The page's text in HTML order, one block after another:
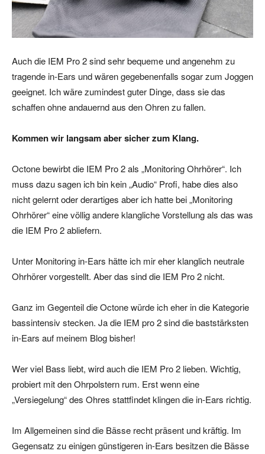
Auch die IEM Pro 2 sind sehr bequeme und angenehm zu
tragende in-Ears und wären gegebenenfalls sogar zum Joggen
geeignet. Ich wäre zumindest guter Dinge, dass sie das
schaffen ohne andauernd aus den Ohren zu fallen.
Kommen wir langsam aber sicher zum Klang.
Octone bewirbt die IEM Pro 2 als „Monitoring Ohrhörer“. Ich
muss dazu sagen ich bin kein „Audio“ Profi, habe dies also
nicht gelernt oder derartiges aber ich hatte bei „Monitoring
Ohrhörer“ eine völlig andere klangliche Vorstellung als das was
die IEM Pro 2 abliefern.
Unter Monitoring in-Ears hätte ich mir eher klanglich neutrale
Ohrhörer vorgestellt. Aber das sind die IEM Pro 2 nicht.
Ganz im Gegenteil die Octone würde ich eher in die Kategorie
bassintensiv stecken. Ja die IEM pro 2 sind die baststärksten
in-Ears auf meinem Blog bisher!
Wer viel Bass liebt, wird auch die IEM Pro 2 lieben. Wichtig,
probiert mit den Ohrpolstern rum. Erst wenn eine
„Versiegelung“ des Ohres stattfindet klingen die in-Ears richtig.
Im Allgemeinen sind die Bässe recht präsent und kräftig. Im
Gegensatz zu einigen günstigeren in-Ears besitzen die Bässe